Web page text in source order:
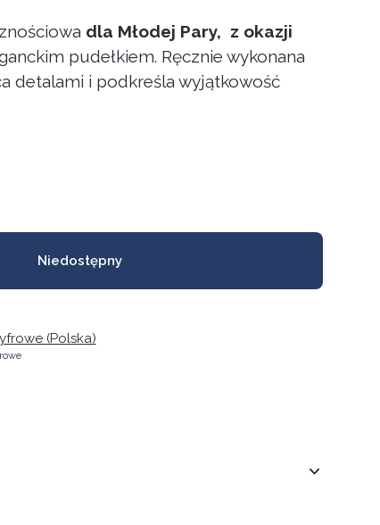
dla Młodej Pary, z okazji
pudełkiem. Ręcznie wykonana
detalami i podkreśla wyjątkowość
Niedostępny
(Polska)